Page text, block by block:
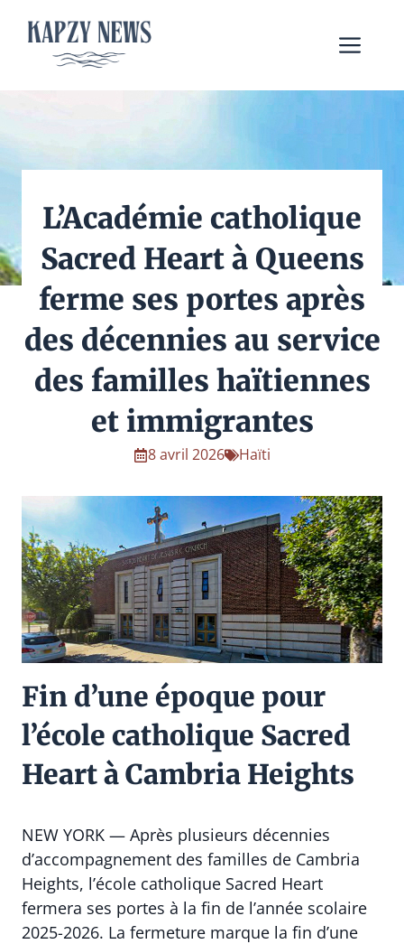
contenu
L’Académie catholique
Sacred Heart à Queens
ferme ses portes après
des décennies au service
des familles haïtiennes
et immigrantes
8 avril 2026 Haïti
Fin d’une époque pour
l’école catholique Sacred
Heart à Cambria Heights
NEW YORK — Après plusieurs décennies
d’accompagnement des familles de Cambria
Heights, l’école catholique Sacred Heart
fermera ses portes à la fin de l’année scolaire
2025-2026. La fermeture marque la fin d’une